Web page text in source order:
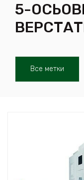
5-
Все метки